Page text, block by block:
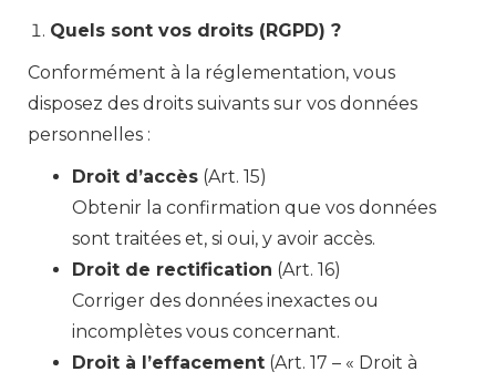
Quels sont vos droits (RGPD) ?
Conformément à la réglementation, vous
disposez des droits suivants sur vos données
personnelles :
Droit d’accès (Art. 15)
Obtenir la confirmation que vos données
sont traitées et, si oui, y avoir accès.
Droit de rectification (Art. 16)
Corriger des données inexactes ou
incomplètes vous concernant.
Droit à l’effacement (Art. 17 – « Droit à